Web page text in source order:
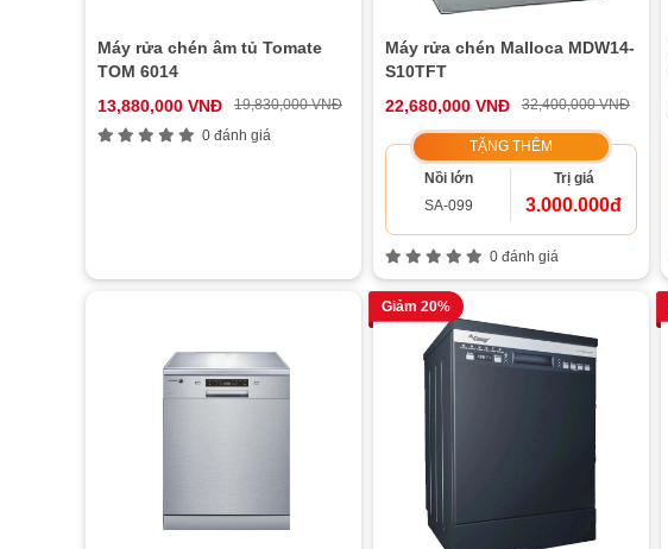
Máy rửa chén âm tủ Tomate
TOM 6014
13,880,000 VNĐ
19,830,000 VNĐ
0 đánh giá
Máy rửa chén Malloca MDW14-
S10TFT
22,680,000 VNĐ
32,400,000 VNĐ
TẶNG THÊM
Nồi lớn
SA-099
Trị giá
3.000.000đ
0 đánh giá
Giảm 20%